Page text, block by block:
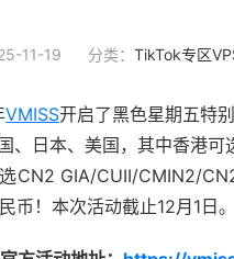
11-19 分类： TikTok专区
VMISS开启了黑色星期五特
、日本、美国，其中香港
CN2 GIA/CUII/CMIN2/
币！本次活动截止12月1日。